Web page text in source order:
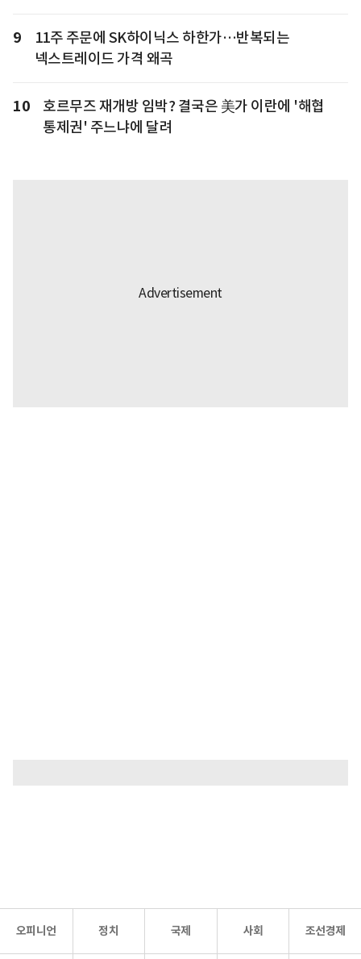
9
11주 주문에 SK하이닉스 하한가…반복되는
넥스트레이드 가격 왜곡
10
호르무즈 재개방 임박? 결국은 美가 이란에 '해협
통제권' 주느냐에 달려
오피니언 정치 국제 사회 조선경제